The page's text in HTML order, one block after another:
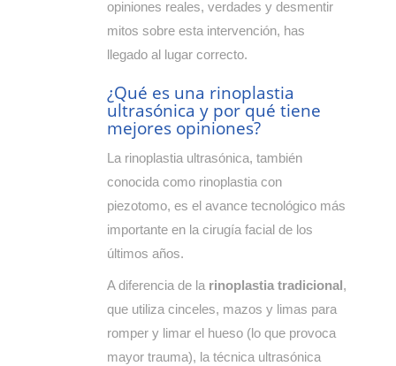
opiniones reales, verdades y desmentir
mitos sobre esta intervención, has
llegado al lugar correcto.
¿Qué es una rinoplastia
ultrasónica y por qué tiene
mejores opiniones?
La rinoplastia ultrasónica, también
conocida como rinoplastia con
piezotomo, es el avance tecnológico más
importante en la cirugía facial de los
últimos años.
A diferencia de la rinoplastia tradicional,
que utiliza cinceles, mazos y limas para
romper y limar el hueso (lo que provoca
mayor trauma), la técnica ultrasónica